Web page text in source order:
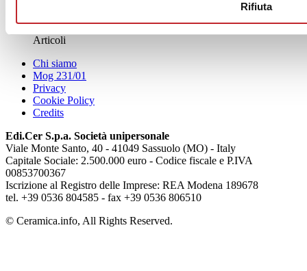
Rifiuta
Articoli
Chi siamo
Mog 231/01
Privacy
Cookie Policy
Credits
Edi.Cer S.p.a. Società unipersonale
Viale Monte Santo, 40 - 41049 Sassuolo (MO) - Italy
Capitale Sociale: 2.500.000 euro - Codice fiscale e P.IVA
00853700367
Iscrizione al Registro delle Imprese: REA Modena 189678
tel. +39 0536 804585 - fax +39 0536 806510
© Ceramica.info, All Rights Reserved.